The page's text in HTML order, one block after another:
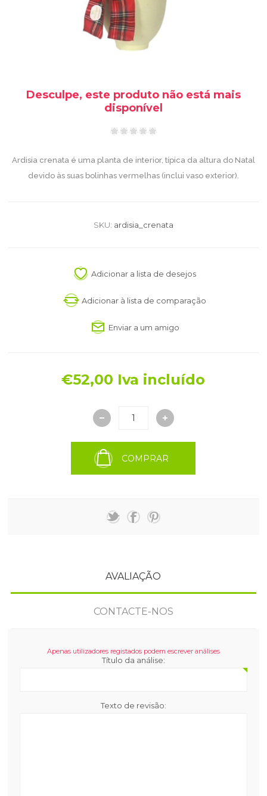
Desculpe, este produto não está mais
disponível
Ardisia crenata é uma planta de interior, típica da altura do Natal
devido às suas bolinhas vermelhas (inclui vaso exterior).
SKU: ardisia_crenata
Adicionar a lista de desejos
Adicionar à lista de comparação
Enviar a um amigo
€52,00 Iva incluído
COMPRAR
AVALIAÇÃO
CONTACTE-NOS
Apenas utilizadores registados podem escrever análises
Título da análise:
Texto de revisão: